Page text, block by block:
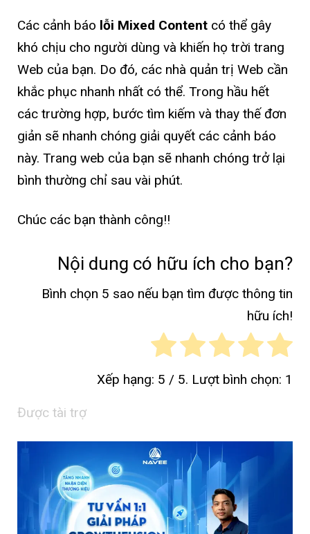
Các cảnh báo lỗi Mixed Content có thể gây
khó chịu cho người dùng và khiến họ trời trang
Web của bạn. Do đó, các nhà quản trị Web cần
khắc phục nhanh nhất có thể. Trong hầu hết
các trường hợp, bước tìm kiếm và thay thế đơn
giản sẽ nhanh chóng giải quyết các cảnh báo
này. Trang web của bạn sẽ nhanh chóng trở lại
bình thường chỉ sau vài phút.
Chúc các bạn thành công!!
Nội dung có hữu ích cho bạn?
Bình chọn 5 sao nếu bạn tìm được thông tin
hữu ích!
Xếp hạng: 5 / 5. Lượt bình chọn: 1
Được tài trợ